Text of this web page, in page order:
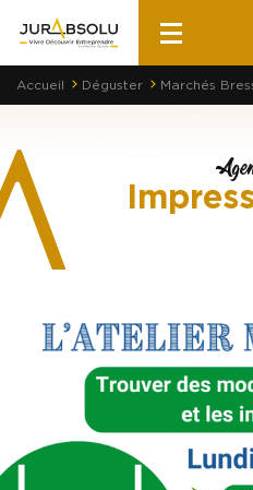
Accueil Déguster Marchés